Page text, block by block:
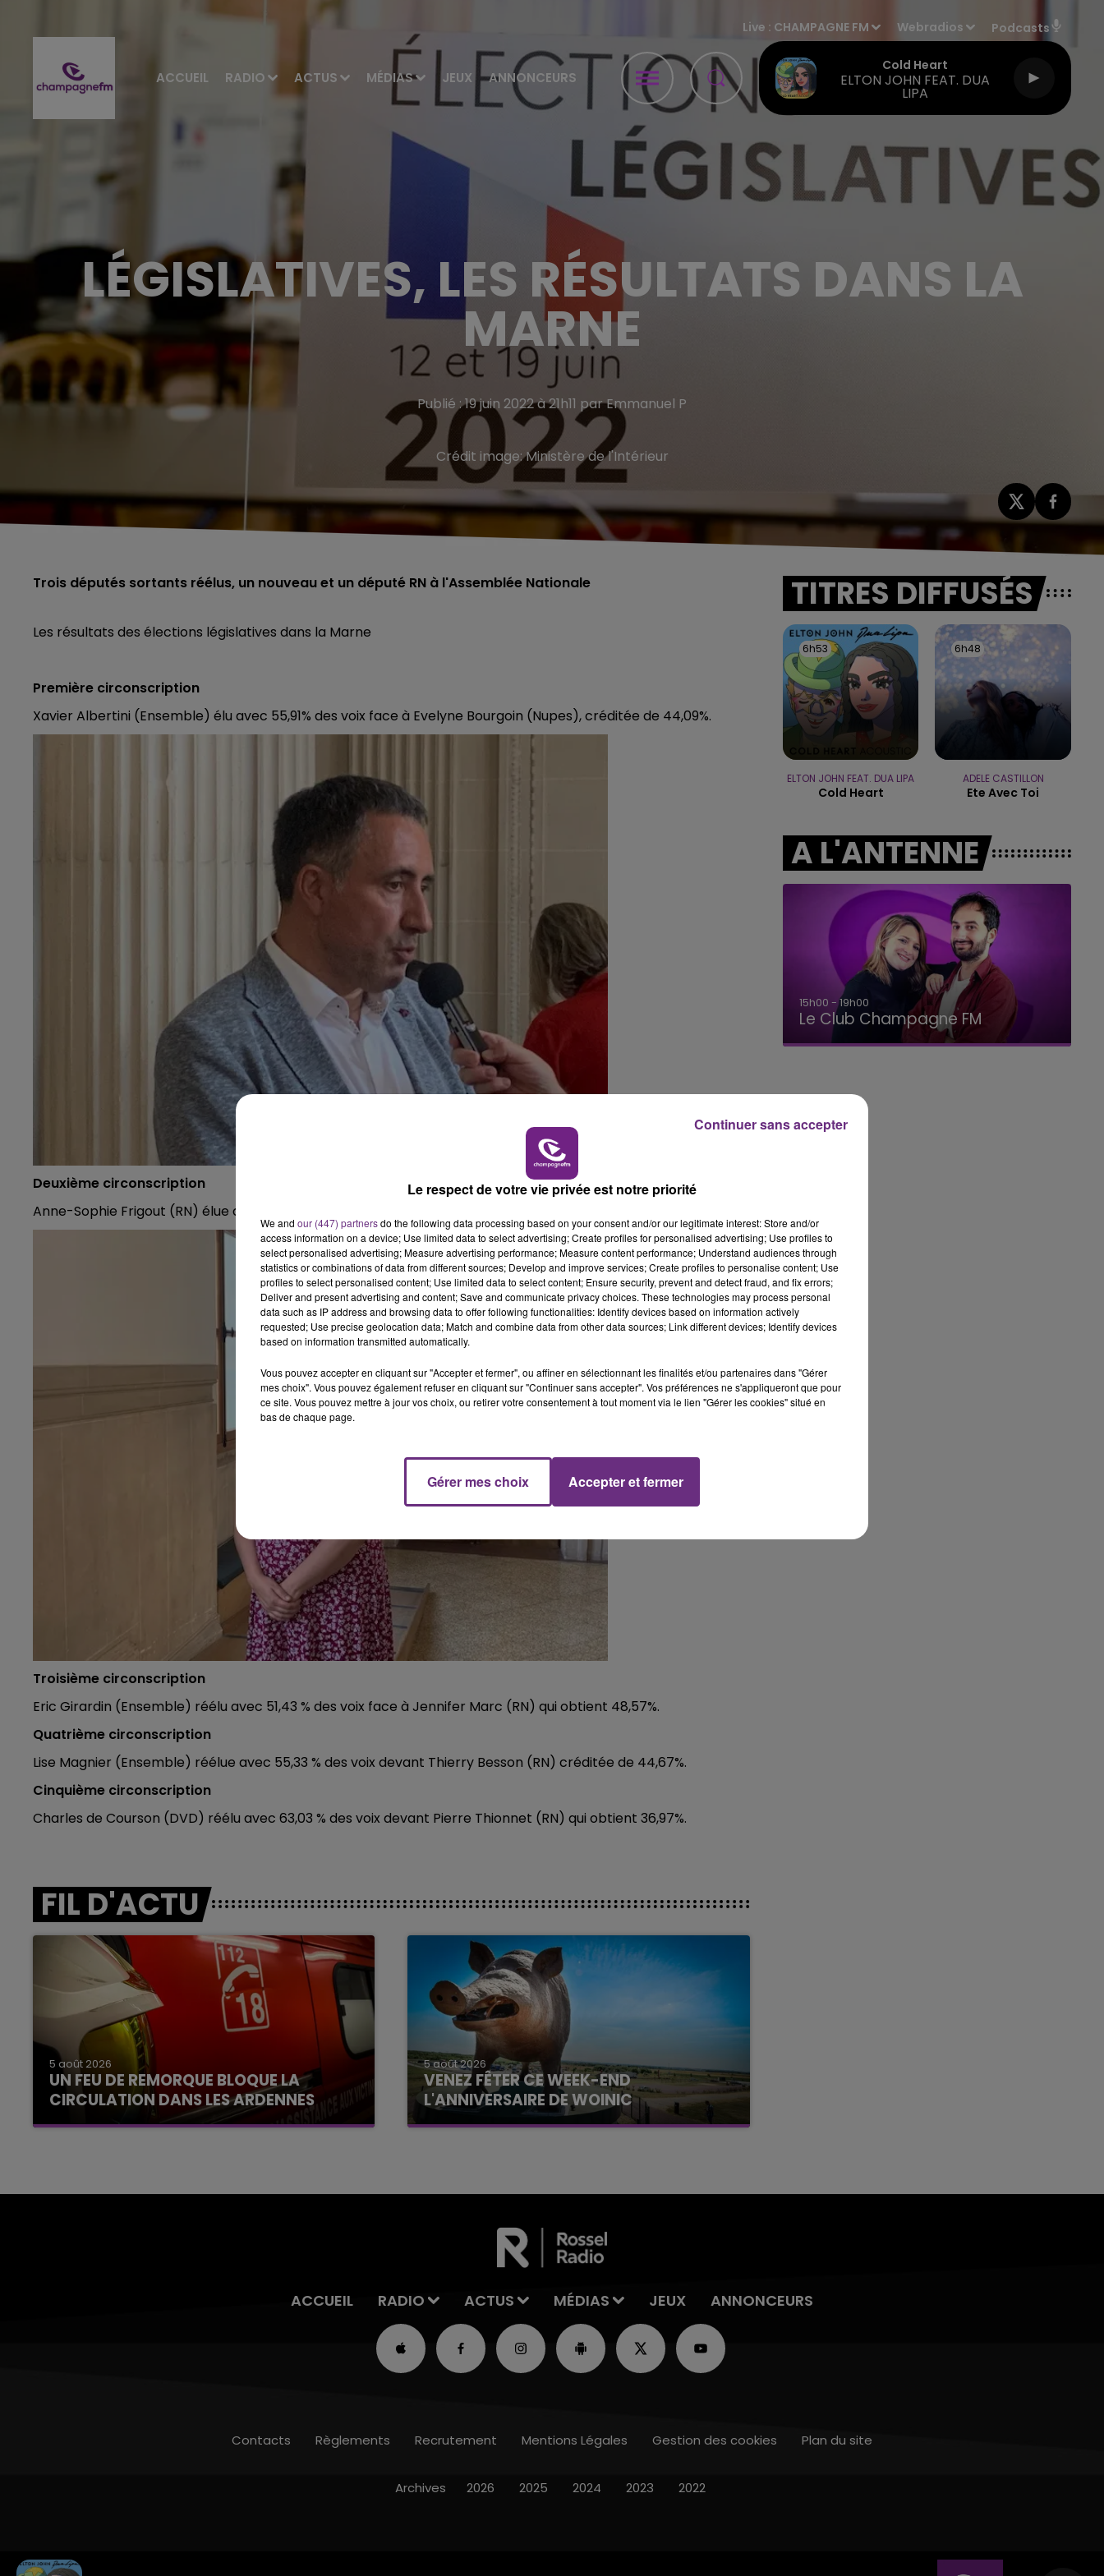
ACCUEIL RADIO ACTUS MÉDIAS JEUX ANNONCEURS
Live : CHAMPAGNE FM Webradios Podcasts
Cold Heart
ELTON JOHN FEAT. DUA
LIPA
LA FAMILLE
10h00 - 14h00
LE TICKET DE CAISSE
14h00 - 15h00
LA RADIO POP
LÉGISLATIVES, LES RÉSULTATS DANS LA
MARNE
Publié : 19 juin 2022 à 21h11 par Emmanuel P
Crédit image:Ministère de l'Intérieur
Trois députés sortants réélus, un nouveau et un député RN à l'Assemblée Nationale
Les résultats des élections législatives dans la Marne
Première circonscription
Xavier Albertini (Ensemble) élu avec 55,91% des voix face à Evelyne Bourgoin (Nupes), créditée de 44,09%.
Deuxième circonscription
Anne-Sophie Frigout (RN) élue avec 54,82% des voix devant Lynda Meguenine (Nupes) qui recueille 45,18%.
Troisième circonscription
Eric Girardin (Ensemble) réélu avec 51,43 % des voix face à Jennifer Marc (RN) qui obtient 48,57%.
Quatrième circonscription
Lise Magnier (Ensemble) réélue avec 55,33 % des voix devant Thierry Besson (RN) créditée de 44,67%.
Cinquième circonscription
Charles de Courson (DVD) réélu avec 63,03 % des voix devant Pierre Thionnet (RN) qui obtient 36,97%.
FIL D'ACTU
5 août 2026
UN FEU DE REMORQUE BLOQUE LA
CIRCULATION DANS LES ARDENNES
Un feu de remorque s'est déclaré ce mercredi
5 août 2026
VENEZ FÊTER CE WEEK-END
L'ANNIVERSAIRE DE WOINIC
Ce samedi 8 août sera un grand jour :
TITRES DIFFUSÉS
6h53
6h53
ELTON JOHN FEAT. DUA LIPA
Cold Heart
6h48
6h48
ADELE CASTILLON
Ete Avec Toi
A L'ANTENNE
14h00 - 15h00
La Radio Pop Le Club Champagne FM
19h00 - 19h15
LA POP MACHINE - CHAMPAGNE FM
ACCUEIL RADIO ACTUS MÉDIAS JEUX ANNONCEURS
Contacts Règlements Recrutement Mentions Légales Gestion des cookies Plan du site
Archives 2026 2025 2024 2023 2022
Le respect de votre vie privée est notre priorité
We and our (447) partnersdo the following data processing based on your consent and/or our legitimate interest: Store and/or
access information on a device; Use limited data to select advertising; Create profiles for personalised advertising; Use profiles to
select personalised advertising; Measure advertising performance; Measure content performance; Understand audiences through
statistics or combinations of data from different sources; Develop and improve services; Create profiles to personalise content; Use
profiles to select personalised content; Use limited data to select content; Ensure security, prevent and detect fraud, and fix errors;
Deliver and present advertising and content; Save and communicate privacy choices. These technologies may process personal
data such as IP address and browsing data to offer following functionalities: Identify devices based on information actively
requested; Use precise geolocation data; Match and combine data from other data sources; Link different devices; Identify devices
based on information transmitted automatically.
Vous pouvez accepter en cliquant sur "Accepter et fermer", ou affiner en sélectionnant les finalités et/ou partenaires dans "Gérer
mes choix". Vous pouvez également refuser en cliquant sur "Continuer sans accepter". Vos préférences ne s'appliqueront que pour
ce site. Vous pouvez mettre à jour vos choix, ou retirer votre consentement à tout moment via le lien "Gérer les cookies" situé en
bas de chaque page.
Gérer mes choix Accepter et fermer
Continuer sans accepter